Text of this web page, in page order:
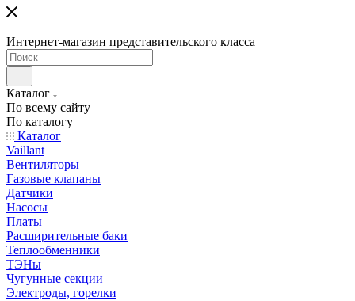
Интернет-магазин представительского класса
Каталог
По всему сайту
По каталогу
Каталог
Vaillant
Вентиляторы
Газовые клапаны
Датчики
Насосы
Платы
Расширительные баки
Теплообменники
ТЭНы
Чугунные секции
Электроды, горелки